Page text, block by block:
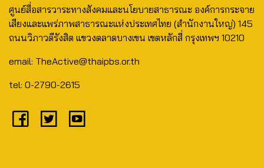
ศูนย์สื่อสารวาระทางสังคมและนโยบายสาธารณะ องค์การกระจาย
เสียงและแพร่ภาพสาธารณะแห่งประเทศไทย (สำนักงานใหญ่) 145
ถนนวิภาวดีรังสิต แขวงตลาดบางเขน เขตหลักสี่ กรุงเทพฯ 10210
email: TheActive@thaipbs.or.th
tel: 0-2790-2615